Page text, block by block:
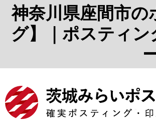
神奈川県座間市
グ】｜ポスティ